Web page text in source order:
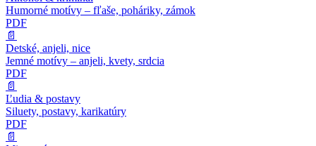
Humorné motívy – fľaše, poháriky, zámok
PDF
📄
Detské, anjeli, nice
Jemné motívy – anjeli, kvety, srdcia
PDF
📄
Ľudia & postavy
Siluety, postavy, karikatúry
PDF
📄